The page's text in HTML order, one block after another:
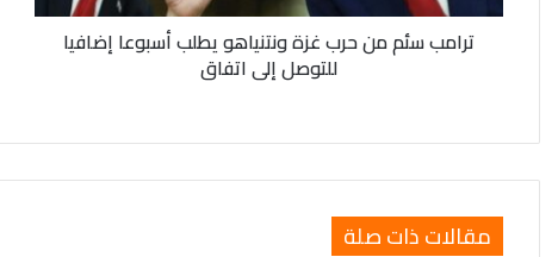
إضافيا
للتوصلترامب سئم من حرب غزة ونتنياهو يطلب أسبوعا إضافيا
للتوصل إلى اتفاق
مقالات ذات صلة